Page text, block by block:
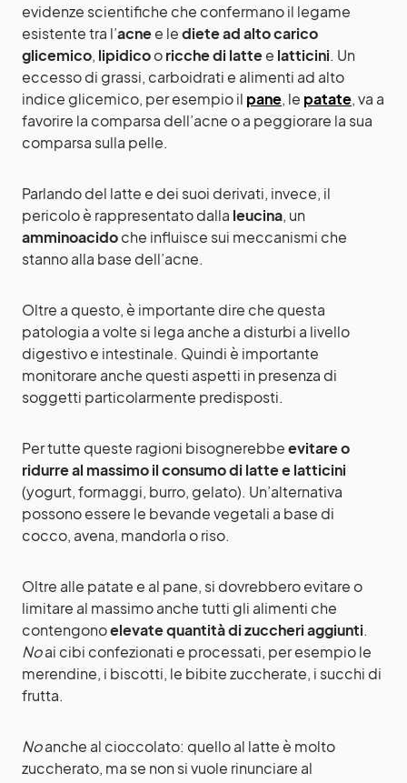
evidenze scientifiche che confermano il legame
esistente tra l’acnee lediete ad alto carico
glicemico, lipidicooricche di lattee latticini. Un
eccesso di grassi, carboidrati e alimenti ad alto
indice glicemico, per esempio il pane, le patate, va a
favorire la comparsa dell’acne o a peggiorare la sua
comparsa sulla pelle.
Parlando del latte e dei suoi derivati, invece, il
pericolo è rappresentato dalla leucina, un
amminoacidoche influisce sui meccanismi che
stanno alla base dell’acne.
Oltre a questo, è importante dire che questa
patologia a volte si lega anche a disturbi a livello
digestivo e intestinale. Quindi è importante
monitorare anche questi aspetti in presenza di
soggetti particolarmente predisposti.
Per tutte queste ragioni bisognerebbeevitare o
ridurre al massimo il consumo di latte e latticini
(yogurt, formaggi, burro, gelato). Un’alternativa
possono essere le bevande vegetali a base di
cocco, avena, mandorla o riso.
Oltre alle patate e al pane, si dovrebbero evitare o
limitare al massimo anche tutti gli alimenti che
contengonoelevate quantità di zuccheri aggiunti.
Noai cibi confezionati e processati, per esempio le
merendine, i biscotti, le bibite zuccherate, i succhi di
frutta.
Noanche al cioccolato: quello al latte è molto
zuccherato, ma se non si vuole rinunciare al